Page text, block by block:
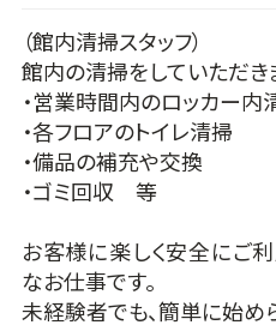
（館内清掃スタッフ）
館内の清掃をしていただき
・営業時間内のロッカー内
・各フロアのトイレ清掃
・備品の補充や交換
・ゴミ回収 等
お客様に楽しく安全にご
なお仕事です。
未経験者でも、簡単に始め